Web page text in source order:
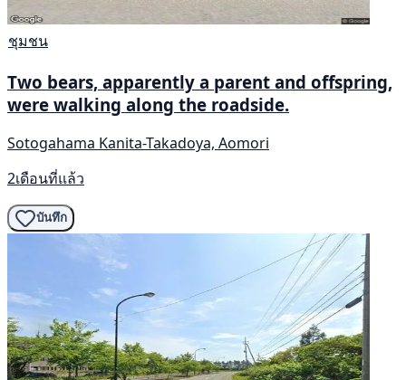
ชุมชน
Two bears, apparently a parent and offspring,
were walking along the roadside.
Sotogahama Kanita-Takadoya, Aomori
2เดือนที่แล้ว
บันทึก